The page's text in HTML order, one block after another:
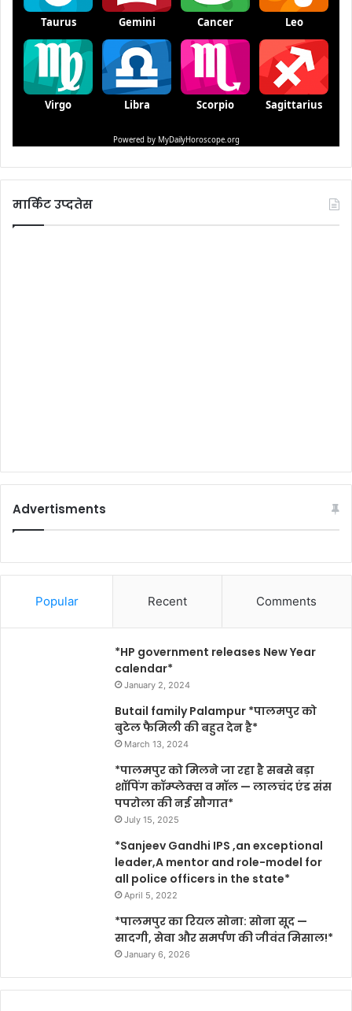
मार्किट उप्दतेस
Advertisments
Popular Recent Comments
*HP government releases New Year
calendar*
January 2, 2024
Butail family Palampur *पालमपुर को
बुटेल फैमिली की बहुत देन है*
March 13, 2024
*पालमपुर को मिलने जा रहा है सबसे बड़ा
शॉपिंग कॉम्प्लेक्स व मॉल — लालचंद एंड संस
पपरोला की नई सौगात*
July 15, 2025
*Sanjeev Gandhi IPS ,an exceptional
leader,A mentor and role-model for
all police officers in the state*
April 5, 2022
*पालमपुर का रियल सोना: सोना सूद —
सादगी, सेवा और समर्पण की जीवंत मिसाल!*
January 6, 2026